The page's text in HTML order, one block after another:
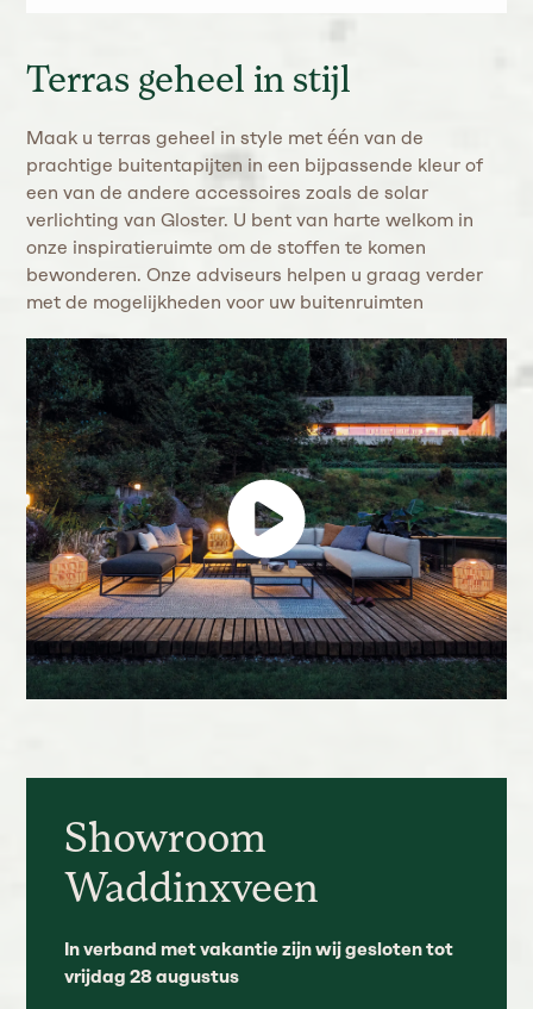
Terras geheel in stijl
Maak u terras geheel in style met één van de
prachtige buitentapijten in een bijpassende kleur of
een van de andere accessoires zoals de solar
verlichting van Gloster. U bent van harte welkom in
onze inspiratieruimte om de stoffen te komen
bewonderen. Onze adviseurs helpen u graag verder
met de mogelijkheden voor uw buitenruimten
Showroom
Waddinxveen
In verband met vakantie zijn wij gesloten tot
vrijdag 28 augustus